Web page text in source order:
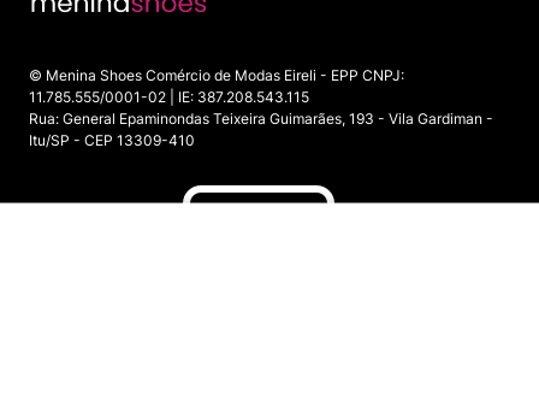
© Menina Shoes Comércio de Modas Eireli - EPP CNPJ:
11.785.555/0001-02 | IE: 387.208.543.115
Rua: General Epaminondas Teixeira Guimarães, 193 - Vila Gardiman -
Itu/SP - CEP 13309-410